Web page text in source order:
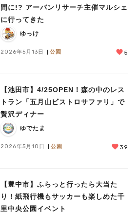
間に!? アーバンリサーチ主催マルシェ
に行ってきた
ゆっけ
2026年5月13日 公園 5
【池田市】4/25OPEN！森の中のレス
トラン「五月山ビストロサファリ」で
贅沢ディナー
ゆでたま
2026年5月10日 公園 39
【豊中市】ふらっと行ったら大当た
り！紙飛行機もサッカーも楽しめた千
里中央公園イベント